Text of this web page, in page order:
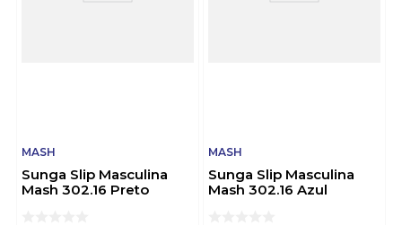
MASH
Sunga Slip Masculina
Mash 302.16 Preto
MASH
Sunga Slip Masculina
Mash 302.16 Azul